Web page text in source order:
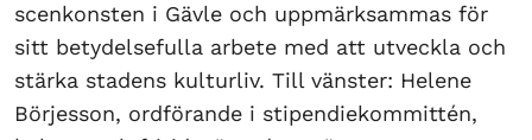
scenkonsten i Gävle och uppmärksammas för
sitt betydelsefulla arbete med att utveckla och
stärka stadens kulturliv. Till vänster: Helene
Börjesson, ordförande i stipendiekommittén,